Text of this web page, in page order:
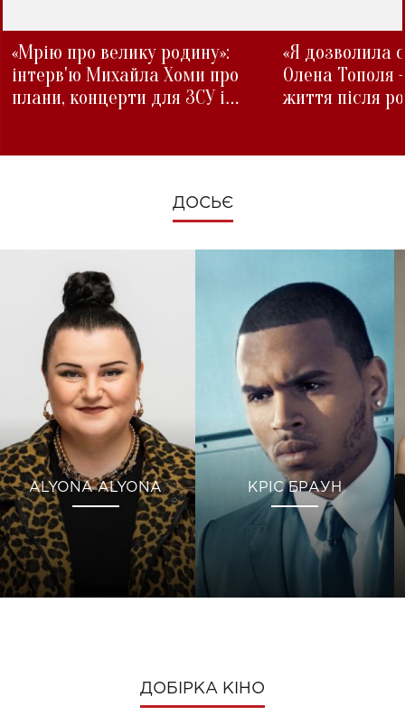
«Мрію про велику родину»:
інтерв'ю Михайла Хоми про
плани, концерти для ЗСУ і
«Я дозволила
Олена Тополя
життя після
ДОСЬЄ
ALYONA ALYONA КРІС БРАУН
ДОБІРКА КІНО